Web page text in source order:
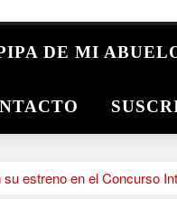
DE MI
estreno en el Concurso